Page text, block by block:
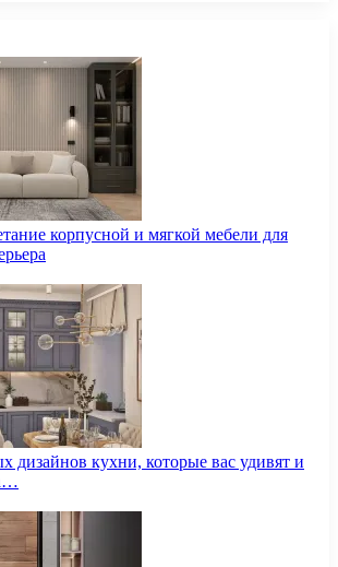
корпусной и мягкой мебели для
дизайнов кухни, которые вас удивят и